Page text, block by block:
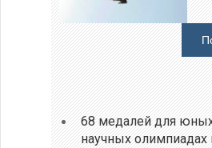
68 медалей для
научных олимпиадах